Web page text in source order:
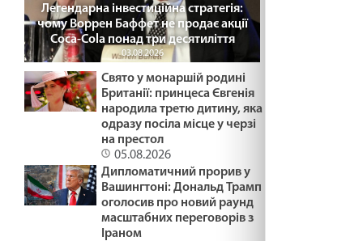
ДУХОВНИЙ ЕКВАЛАЙЗЕР /1491/ Майтеся
файно
ДОРОГОЮ СМЕРТІ /1490/ Майтеся файно
ПРИЩ НА НОСІ /1489/ Майтеся файно
30.01.2025
Легендарна інвестиційна стратегія:
чому Воррен Баффет не продає акції
Coca-Cola понад три десятиліття
03.08.2026
Свято у монаршій родині
Британії: принцеса Євгенія
народила третю дитину, яка
одразу посіла місце у черзі
на престол
05.08.2026
Дипломатичний прорив у
Вашингтоні: Дональд Трамп
оголосив про новий раунд
масштабних переговорів з
Іраном